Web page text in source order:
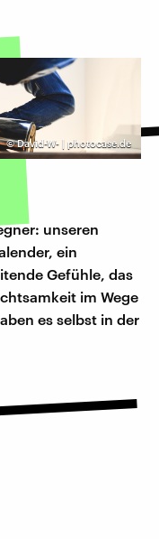
©David-W- | photocase.de
unseren
ein
Gefühle, das
im Wege
es selbst in der